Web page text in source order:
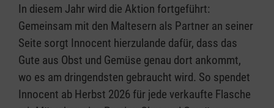
In diesem Jahr wird die Aktion fortgeführt:
Gemeinsam mit den Maltesern als Partner an seiner
Seite sorgt Innocent hierzulande dafür, dass das
Gute aus Obst und Gemüse genau dort ankommt,
wo es am dringendsten gebraucht wird. So spendet
Innocent ab Herbst 2026 für jede verkaufte Flasche